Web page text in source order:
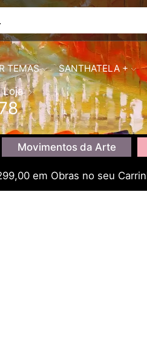
TEMAS SANTHATELA +
Loja
Movimentos da Arte
em Obras no seu